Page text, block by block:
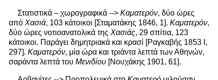
Στατιστικά – χωρογραφικά -->Καματερόν, δύο ώρες
από Χασιά, 103 κάτοικοι [Σταματάκης 1846, 1]. Καματερόν,
δύο ώρες νοτιοανατολικά της Χασιάς, 29 σπίτια, 123
κάτοικοι. Παράγει δημητριακά και κρασί [Ραγκαβής 1853 Ι,
297]. Καματερόν, μία ώρα και τριάντα λεπτά των Αθηνών,
σαράντα λεπτά του Μενιδίου[Νουχάκης 1901, 61].